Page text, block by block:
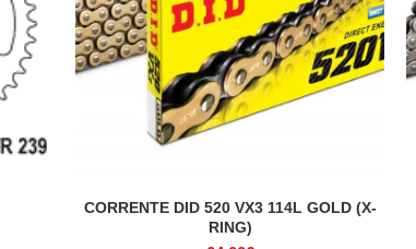
ADICIONAR
CORRENTE DID 520 VX3 114L GOLD (X-
RING)